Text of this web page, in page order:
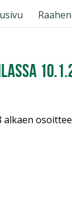
alkaen